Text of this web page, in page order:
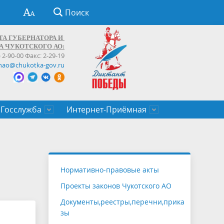
Поиск
ГУБЕРНАТОРА И
ЧУКОТСКОГО АО:
2-90-00 Факс: 2-29-19
gov.ru
Госслужба
служащих Чукотского автономного
Интернет-Приёмная
Нормативно-правовые акты
Проекты законов Чукотского АО
Документы,реестры,перечни,прика
зы